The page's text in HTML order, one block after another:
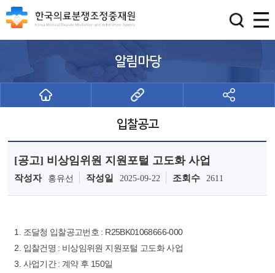
알림마당
입찰공고
[공고] 비상임위원 지원포털 고도화 사업
작성자 홍유선 작성일 2025-09-22 조회수 2611
1. 조달청 입찰공고번호 : R25BK01068666-000
2. 입찰건명 : 비상임위원 지원포털 고도화 사업
3. 사업기간 : 계약 후 150일